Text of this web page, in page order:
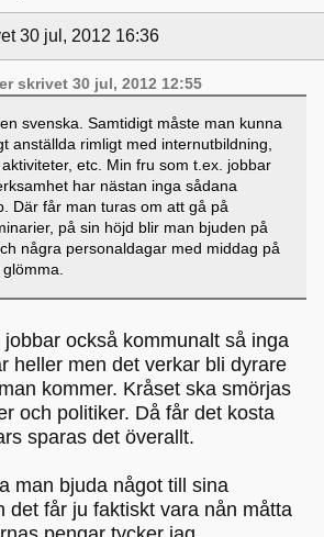
30 jul, 2012 16:36
skrivet 30 jul, 2012 12:55
svenska. Samtidigt måste man kunna
anställda rimligt med internutbildning,
etc. Min fru som t.ex. jobbar
har nästan inga sådana
Där får man turas om att gå på
på sin höjd blir man bjuden på
några personaldagar med middag på
också kommunalt så inga
heller men det verkar bli dyrare
kommer. Kråset ska smörjas
och politiker. Då får det kosta
sparas det överallt.
man bjuda något till sina
det får ju faktiskt vara nån måtta